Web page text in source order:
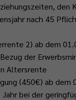
den
nach 45
2) ab dem
der
Altersrente
(450€) ab dem
bei der